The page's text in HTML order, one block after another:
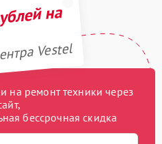
на
Vestel
на ремонт техники через
бессрочная скидка